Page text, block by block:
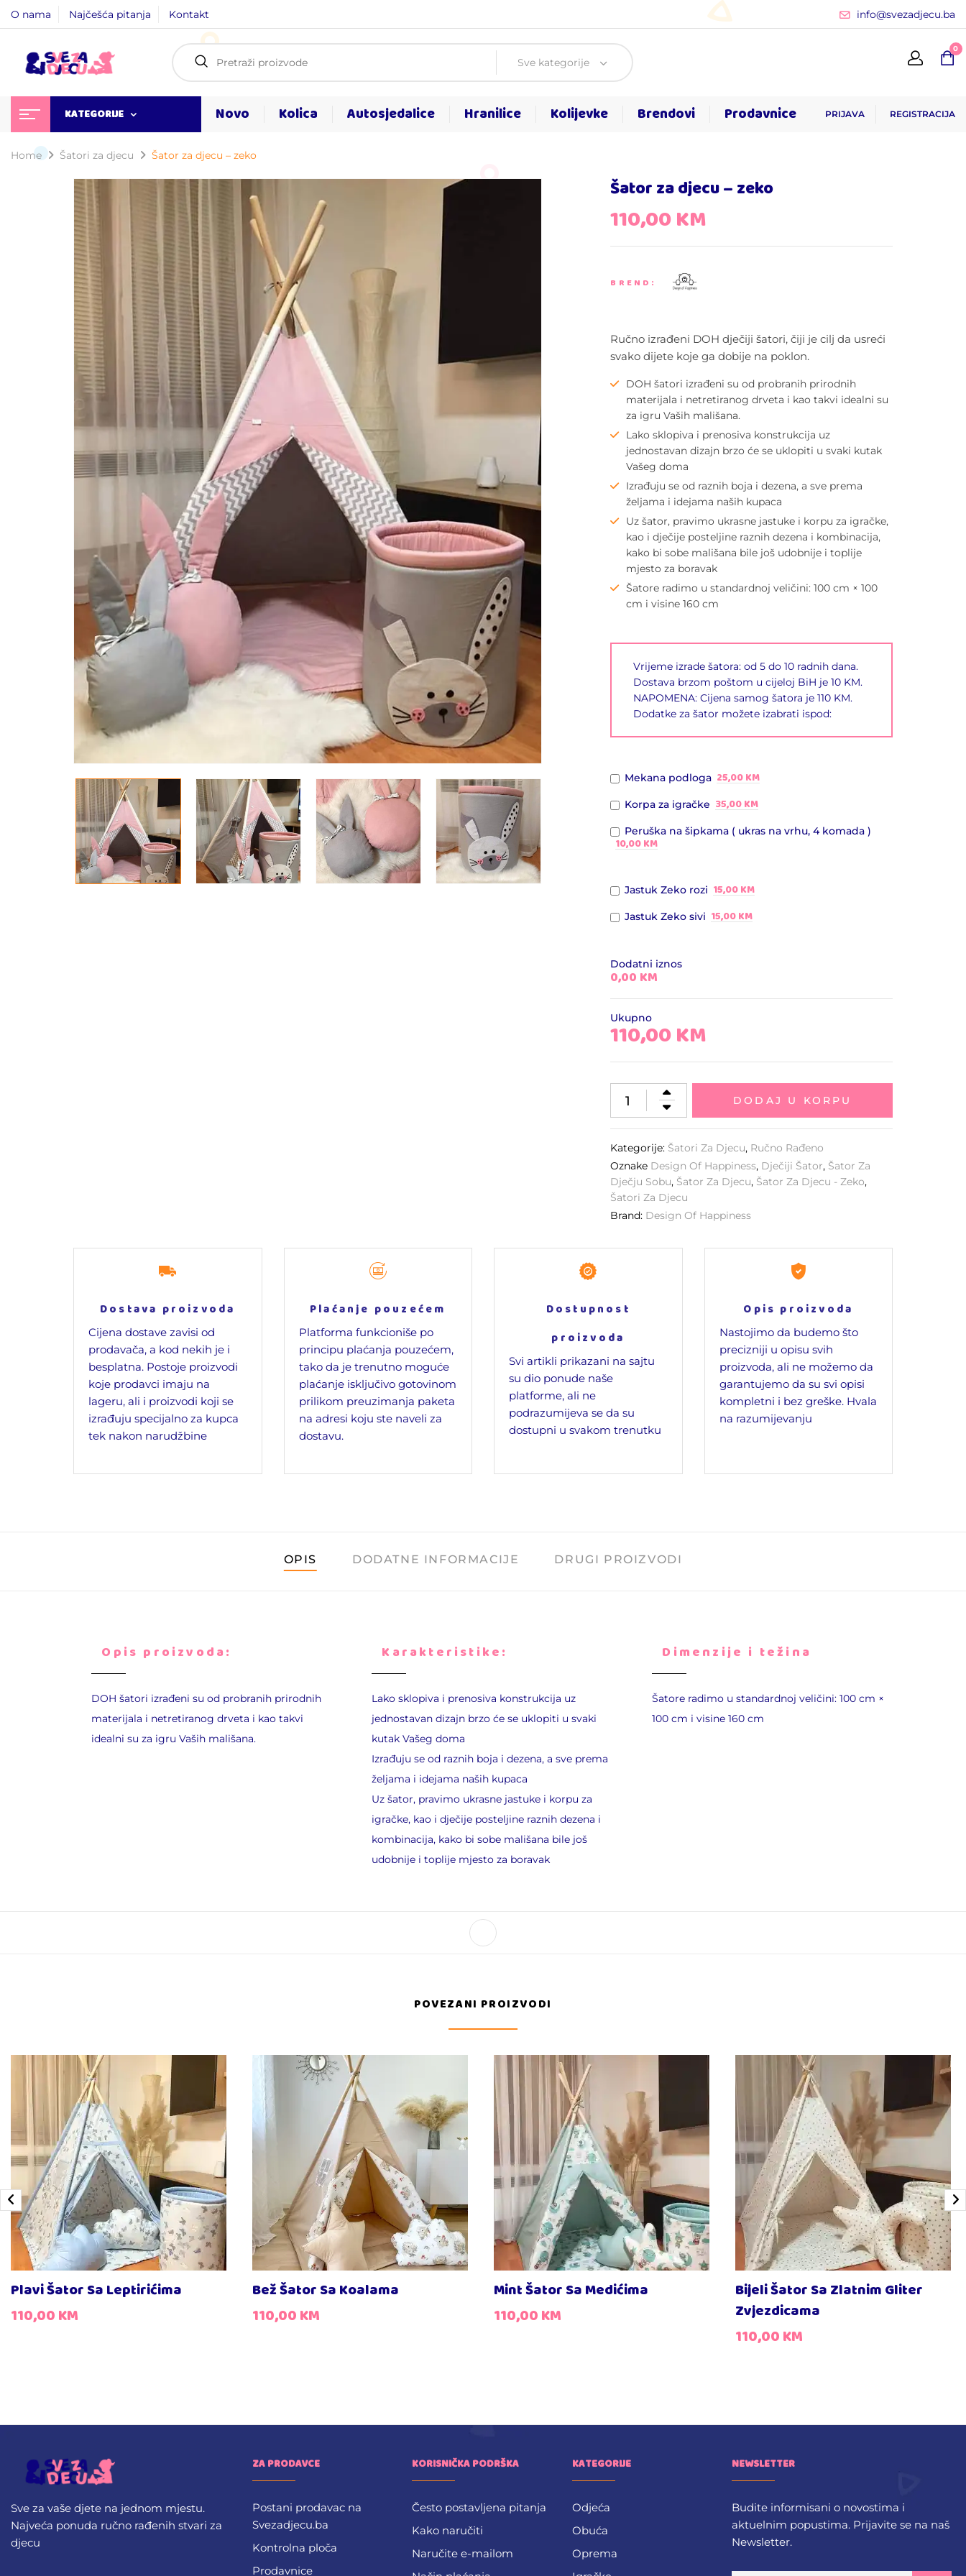
O nama Najčešća pitanja Kontakt info@svezadjecu.ba
Sve kategorije
0
KATEGORIJE Novo Kolica Autosjedalice Hranilice Kolijevke Brendovi Prodavnice PRIJAVA REGISTRACIJA
Home Šatori za djecu Šator za djecu – zeko
Šator za djecu – zeko
110,00KM
BREND:
Ručno izrađeni DOH dječiji šatori, čiji je cilj da usreći
svako dijete koje ga dobije na poklon.
DOH šatori izrađeni su od probranih prirodnih
materijala i netretiranog drveta i kao takvi idealni su
za igru Vaših mališana.
Lako sklopiva i prenosiva konstrukcija uz
jednostavan dizajn brzo će se uklopiti u svaki kutak
Vašeg doma
Izrađuju se od raznih boja i dezena, a sve prema
željama i idejama naših kupaca
Uz šator, pravimo ukrasne jastuke i korpu za igračke,
kao i dječije posteljine raznih dezena i kombinacija,
kako bi sobe mališana bile još udobnije i toplije
mjesto za boravak
Šatore radimo u standardnoj veličini: 100 cm × 100
cm i visine 160 cm
Vrijeme izrade šatora: od 5 do 10 radnih dana.
Dostava brzom poštom u cijeloj BiH je 10 KM.
NAPOMENA: Cijena samog šatora je 110 KM.
Dodatke za šator možete izabrati ispod:
Mekana podloga 25,00 KM
Korpa za igračke 35,00 KM
Peruška na šipkama ( ukras na vrhu, 4 komada )
10,00 KM
Jastuk Zeko rozi 15,00 KM
Jastuk Zeko sivi 15,00 KM
Dodatni iznos
0,00 KM
Ukupno
110,00KM
DODAJ U KORPU
Kategorije: Šatori Za Djecu, Ručno Rađeno
Oznake Design Of Happiness, Dječiji Šator, Šator Za
Dječju Sobu, Šator Za Djecu, Šator Za Djecu - Zeko,
Šatori Za Djecu
Brand: Design Of Happiness
Dostava proizvoda
Cijena dostave zavisi od
prodavača, a kod nekih je i
besplatna. Postoje proizvodi
koje prodavci imaju na
lageru, ali i proizvodi koji se
izrađuju specijalno za kupca
tek nakon narudžbine
Plaćanje pouzećem
Platforma funkcioniše po
principu plaćanja pouzećem,
tako da je trenutno moguće
plaćanje isključivo gotovinom
prilikom preuzimanja paketa
na adresi koju ste naveli za
dostavu.
Dostupnost
proizvoda
Svi artikli prikazani na sajtu
su dio ponude naše
platforme, ali ne
podrazumijeva se da su
dostupni u svakom trenutku
Opis proizvoda
Nastojimo da budemo što
precizniji u opisu svih
proizvoda, ali ne možemo da
garantujemo da su svi opisi
kompletni i bez greške. Hvala
na razumijevanju
OPIS DODATNE INFORMACIJE DRUGI PROIZVODI
Opis proizvoda:
DOH šatori izrađeni su od probranih prirodnih
materijala i netretiranog drveta i kao takvi
idealni su za igru Vaših mališana.
Karakteristike:
Lako sklopiva i prenosiva konstrukcija uz
jednostavan dizajn brzo će se uklopiti u svaki
kutak Vašeg doma
Izrađuju se od raznih boja i dezena, a sve prema
željama i idejama naših kupaca
Uz šator, pravimo ukrasne jastuke i korpu za
igračke, kao i dječije posteljine raznih dezena i
kombinacija, kako bi sobe mališana bile još
udobnije i toplije mjesto za boravak
Dimenzije i težina
Šatore radimo u standardnoj veličini: 100 cm ×
100 cm i visine 160 cm
POVEZANI PROIZVODI
Plavi Šator Sa Leptirićima
110,00KM
Bež Šator Sa Koalama
110,00KM
Mint Šator Sa Medićima
110,00KM
Bijeli Šator Sa Zlatnim Gliter
Zvjezdicama
110,00KM
Sve za vaše djete na jednom mjestu.
Najveća ponuda ručno rađenih stvari za
djecu
ZA PRODAVCE
Postani prodavac na
Svezadjecu.ba
Kontrolna ploča
Prodavnice
KORISNIČKA PODRŠKA
Često postavljena pitanja
Kako naručiti
Naručite e-mailom
KATEGORIJE
Odjeća
Obuća
Oprema
NEWSLETTER
Budite informisani o novostima i
aktuelnim popustima. Prijavite se na naš
Newsletter.